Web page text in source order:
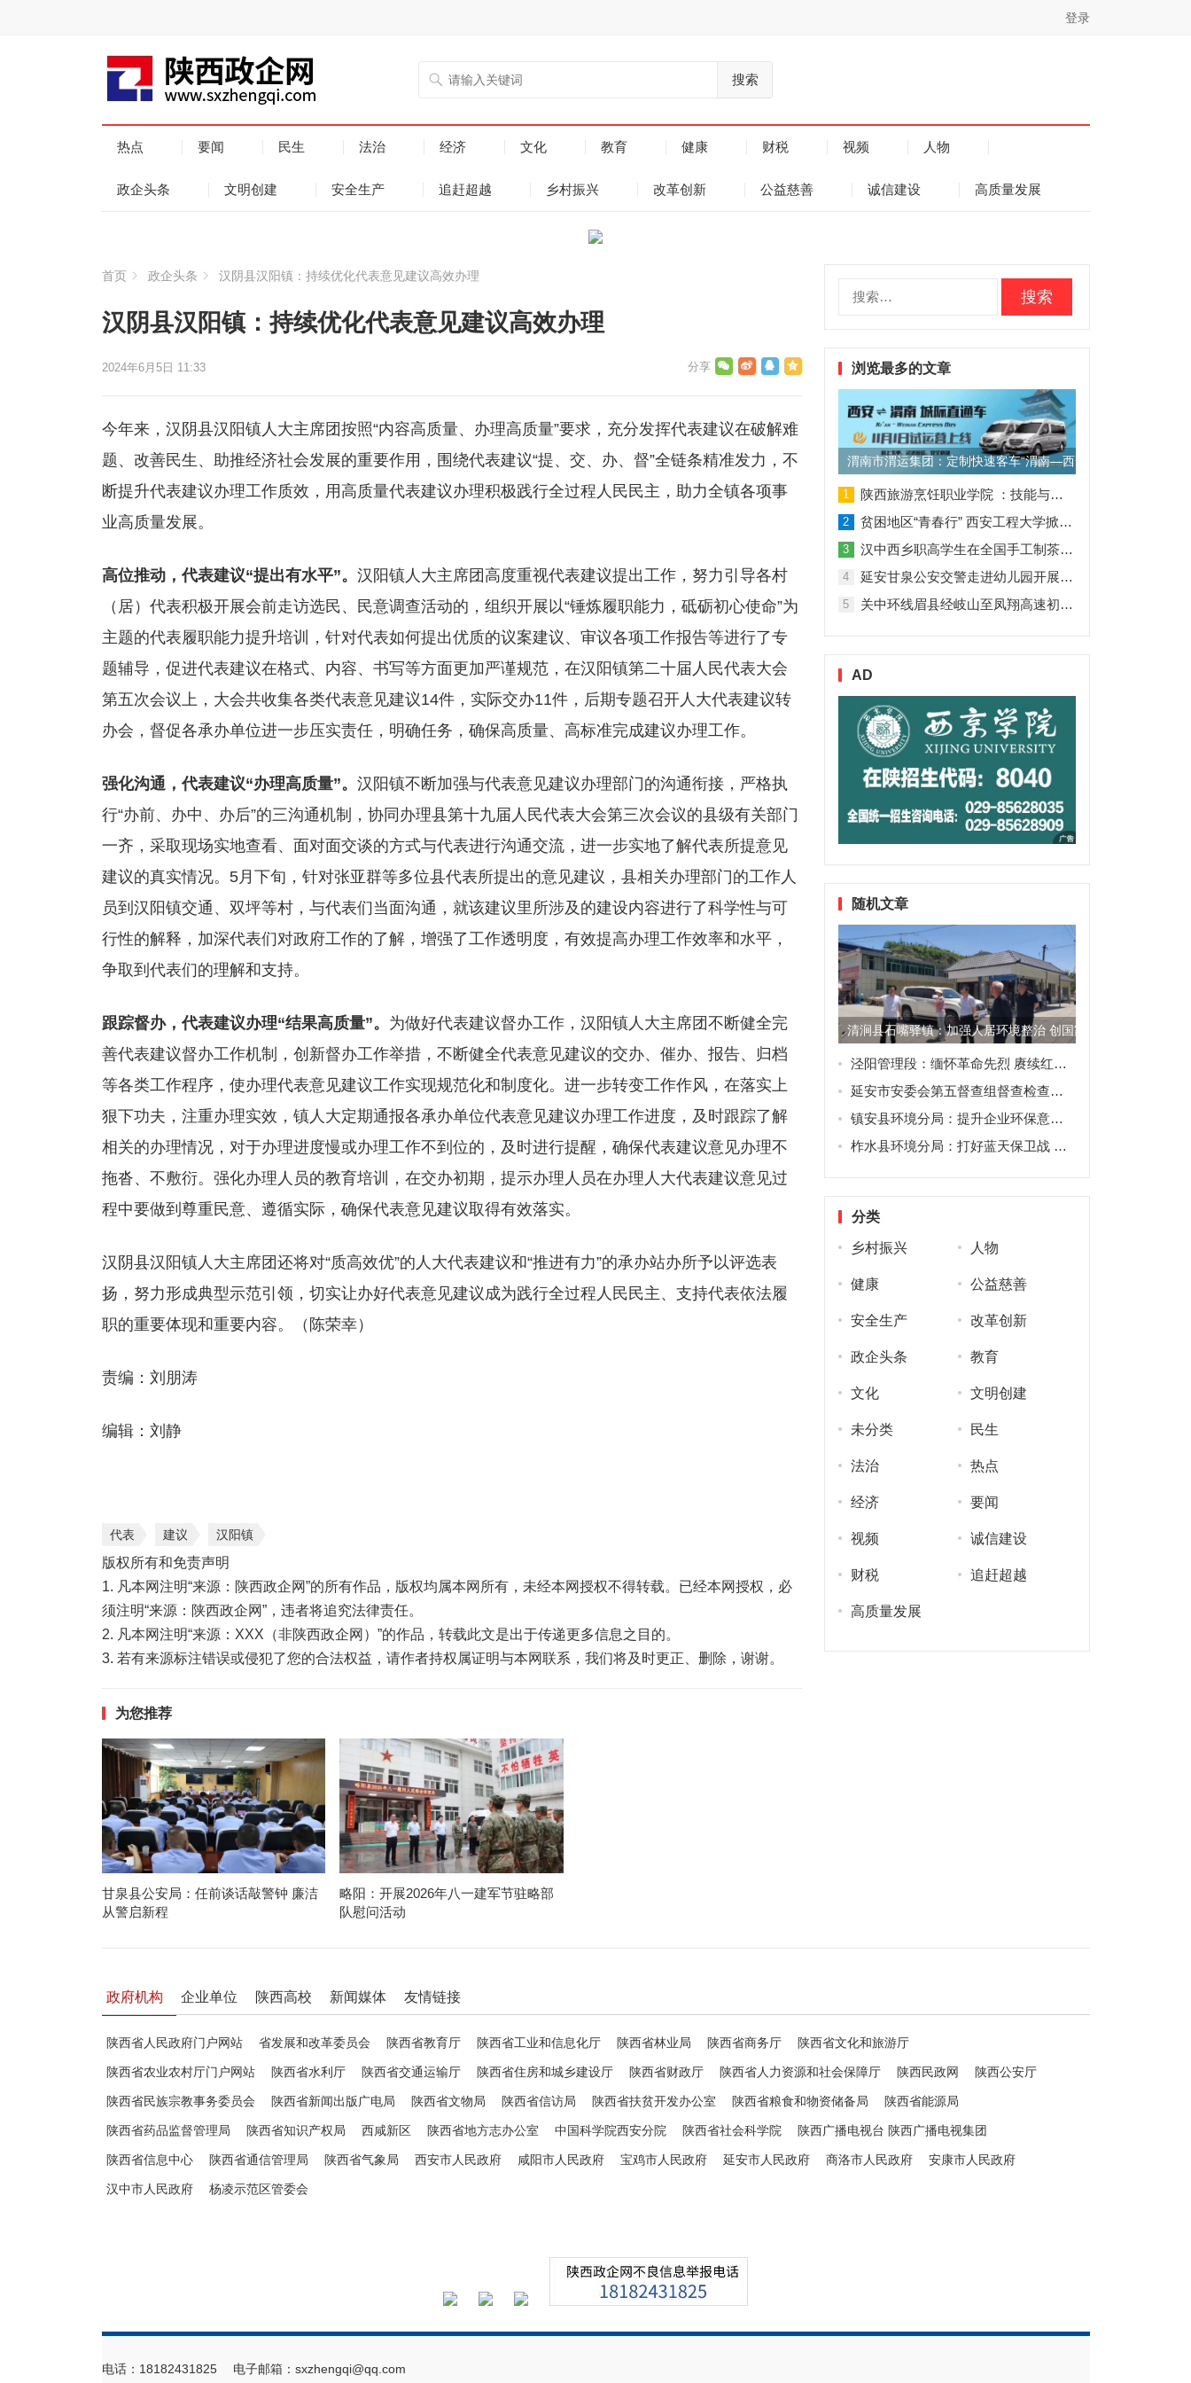
登录
搜索
热点 要闻 民生 法治 经济 文化 教育 健康 财税 视频 人物
政企头条 文明创建 安全生产 追赶超越 乡村振兴 改革创新 公益慈善 诚信建设 高质量发展
首页 政企头条 汉阴县汉阳镇：持续优化代表意见建议高效办理
汉阴县汉阳镇：持续优化代表意见建议高效办理
2024年6月5日 11:33
今年来，汉阴县汉阳镇人大主席团按照“内容高质量、办理高质量”要求，充分发挥代表建议在破解难
题、改善民生、助推经济社会发展的重要作用，围绕代表建议“提、交、办、督”全链条精准发力，不
断提升代表建议办理工作质效，用高质量代表建议办理积极践行全过程人民民主，助力全镇各项事
业高质量发展。
高位推动，代表建议“提出有水平”。 汉阳镇人大主席团高度重视代表建议提出工作，努力引导各村
（居）代表积极开展会前走访选民、民意调查活动的，组织开展以“锤炼履职能力，砥砺初心使命”为
主题的代表履职能力提升培训，针对代表如何提出优质的议案建议、审议各项工作报告等进行了专
题辅导，促进代表建议在格式、内容、书写等方面更加严谨规范，在汉阳镇第二十届人民代表大会
第五次会议上，大会共收集各类代表意见建议14件，实际交办11件，后期专题召开人大代表建议转
办会，督促各承办单位进一步压实责任，明确任务，确保高质量、高标准完成建议办理工作。
强化沟通，代表建议“办理高质量”。 汉阳镇不断加强与代表意见建议办理部门的沟通衔接，严格执
行“办前、办中、办后”的三沟通机制，协同办理县第十九届人民代表大会第三次会议的县级有关部门
一齐，采取现场实地查看、面对面交谈的方式与代表进行沟通交流，进一步实地了解代表所提意见
建议的真实情况。5月下旬，针对张亚群等多位县代表所提出的意见建议，县相关办理部门的工作人
员到汉阳镇交通、双坪等村，与代表们当面沟通，就该建议里所涉及的建设内容进行了科学性与可
行性的解释，加深代表们对政府工作的了解，增强了工作透明度，有效提高办理工作效率和水平，
争取到代表们的理解和支持。
跟踪督办，代表建议办理“结果高质量”。 为做好代表建议督办工作，汉阳镇人大主席团不断健全完
善代表建议督办工作机制，创新督办工作举措，不断健全代表意见建议的交办、催办、报告、归档
等各类工作程序，使办理代表意见建议工作实现规范化和制度化。进一步转变工作作风，在落实上
狠下功夫，注重办理实效，镇人大定期通报各承办单位代表意见建议办理工作进度，及时跟踪了解
相关的办理情况，对于办理进度慢或办理工作不到位的，及时进行提醒，确保代表建议意见办理不
拖沓、不敷衍。强化办理人员的教育培训，在交办初期，提示办理人员在办理人大代表建议意见过
程中要做到尊重民意、遵循实际，确保代表意见建议取得有效落实。
汉阴县汉阳镇人大主席团还将对“质高效优”的人大代表建议和“推进有力”的承办站办所予以评选表
扬，努力形成典型示范引领，切实让办好代表意见建议成为践行全过程人民民主、支持代表依法履
职的重要体现和重要内容。（陈荣幸）
责编：刘朋涛
编辑：刘静
代表 建议 汉阳镇
版权所有和免责声明
1. 凡本网注明“来源：陕西政企网”的所有作品，版权均属本网所有，未经本网授权不得转载。已经本网授权，必
须注明“来源：陕西政企网”，违者将追究法律责任。
2. 凡本网注明“来源：XXX（非陕西政企网）”的作品，转载此文是出于传递更多信息之目的。
3. 若有来源标注错误或侵犯了您的合法权益，请作者持权属证明与本网联系，我们将及时更正、删除，谢谢。
为您推荐
甘泉县公安局：任前谈话敲警钟 廉洁
从警启新程
略阳：开展2026年八一建军节驻略部
队慰问活动
浏览最多的文章
渭南市渭运集团：定制快速客车“渭南—西安”11月1日试运营
1 陕西旅游烹饪职业学院 ：技能与理论并行 人才与企业共赢
2 贫困地区“青春行” 西安工程大学掀起“扶贫热”
3 汉中西乡职高学生在全国手工制茶大赛中创佳绩
4 延安甘泉公安交警走进幼儿园开展交通安全专题讲座活动
5 关中环线眉县经岐山至凤翔高速初步设计获批！
AD
随机文章
清涧县石嘴驿镇：加强人居环境整治 创国家卫生乡镇
泾阳管理段：缅怀革命先烈 赓续红色血脉
延安市安委会第五督查组督查检查黄龙县安全生产工作
镇安县环境分局：提升企业环保意识 压实生态环境保护主体责任
柞水县环境分局：打好蓝天保卫战 擦亮美丽城市
分类
乡村振兴 人物
健康 公益慈善
安全生产 改革创新
政企头条 教育
文化 文明创建
未分类 民生
法治 热点
经济 要闻
视频 诚信建设
财税 追赶超越
高质量发展
政府机构 企业单位 陕西高校 新闻媒体 友情链接
陕西省人民政府门户网站 省发展和改革委员会 陕西省教育厅 陕西省工业和信息化厅 陕西省林业局 陕西省商务厅 陕西省文化和旅游厅
陕西省农业农村厅门户网站 陕西省水利厅 陕西省交通运输厅 陕西省住房和城乡建设厅 陕西省财政厅 陕西省人力资源和社会保障厅 陕西民政网 陕西公安厅
陕西省民族宗教事务委员会 陕西省新闻出版广电局 陕西省文物局 陕西省信访局 陕西省扶贫开发办公室 陕西省粮食和物资储备局 陕西省能源局
陕西省药品监督管理局 陕西省知识产权局 西咸新区 陕西省地方志办公室 中国科学院西安分院 陕西省社会科学院 陕西广播电视台 陕西广播电视集团
陕西省信息中心 陕西省通信管理局 陕西省气象局 西安市人民政府 咸阳市人民政府 宝鸡市人民政府 延安市人民政府 商洛市人民政府 安康市人民政府
汉中市人民政府 杨凌示范区管委会
电话：18182431825 电子邮箱：sxzhengqi@qq.com